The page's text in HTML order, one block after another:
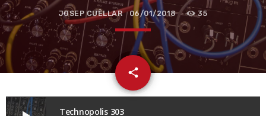
JOSEP CUÈLLAR 06/01/2018 35
share
email
Technopolis 303